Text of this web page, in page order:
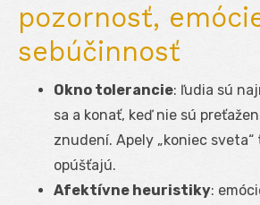
pozornosť,
sebúčinnosť
Okno tolerancie: ľudia sú
sa a konať, keď nie sú
znudení. Apely „koniec
opúšťajú.
Afektívne heuristiky: